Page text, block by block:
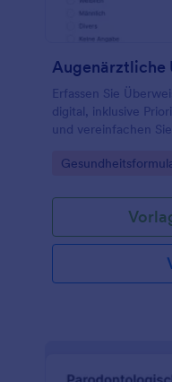
Augenärztliche
Erfassen Sie
digital, inklusive
und vereinfachen
Jotform.
Go to Category: